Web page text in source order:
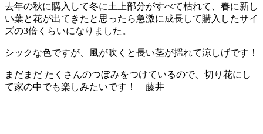
去年の秋に購入して冬に土上部分がすべて枯れて、春に新し
い葉と花が出てきたと思ったら急激に成長して購入したサイ
ズの3倍くらいになりました。
シックな色ですが、風が吹くと長い茎が揺れて涼しげです！
まだまだ たくさんのつぼみをつけているので、切り花にし
て家の中でも楽しみたいです！ 藤井